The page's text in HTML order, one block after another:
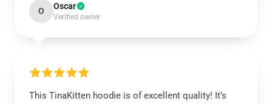
O Oscar
Verified owner
This TinaKitten hoodie is of excellent quality! It’s